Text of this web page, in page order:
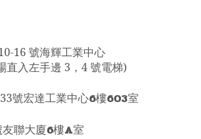
16 號海輝工業中心
入左手邊 3，4 號電梯)
號宏達工業中心6樓603室
聯大廈6樓A室